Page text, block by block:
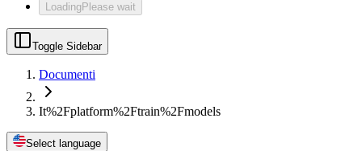
LoadingPlease wait
Toggle Sidebar
Documenti
It%2Fplatform%2Ftrain%2Fmodels
Select language